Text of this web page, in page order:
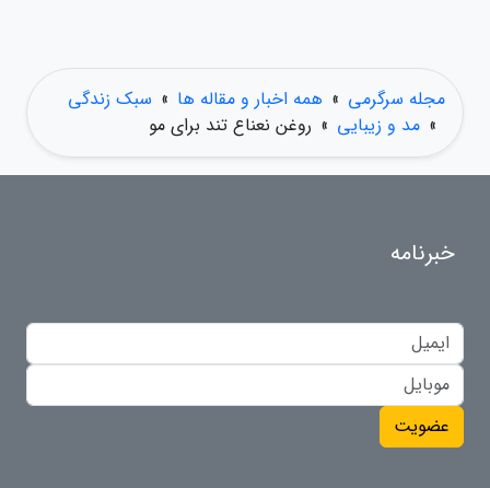
مجله سرگرمی » همه اخبار و مقاله ها » سبک زندگی
» مد و زیبایی » روغن نعناع تند برای مو
خبرنامه
عضویت